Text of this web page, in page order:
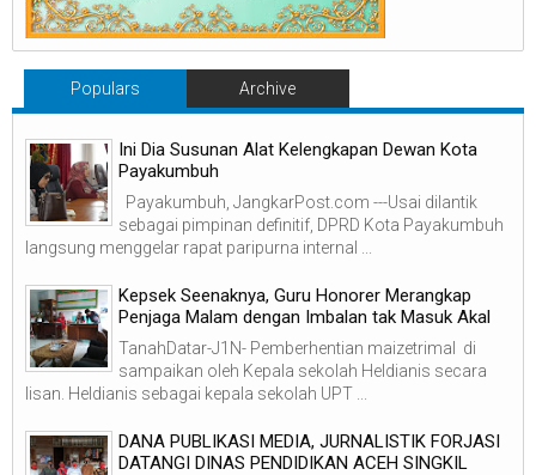
Populars Archive
Ini Dia Susunan Alat Kelengkapan Dewan Kota
Payakumbuh
Payakumbuh, JangkarPost.com ---Usai dilantik
sebagai pimpinan definitif, DPRD Kota Payakumbuh
langsung menggelar rapat paripurna internal ...
Kepsek Seenaknya, Guru Honorer Merangkap
Penjaga Malam dengan Imbalan tak Masuk Akal
TanahDatar-J1N- Pemberhentian maizetrimal di
sampaikan oleh Kepala sekolah Heldianis secara
lisan. Heldianis sebagai kepala sekolah UPT ...
DANA PUBLIKASI MEDIA, JURNALISTIK FORJASI
DATANGI DINAS PENDIDIKAN ACEH SINGKIL